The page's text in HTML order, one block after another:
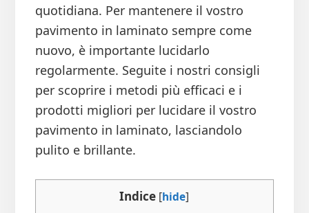
quotidiana. Per mantenere il vostro
pavimento in laminato sempre come
nuovo, è importante lucidarlo
regolarmente. Seguite i nostri consigli
per scoprire i metodi più efficaci e i
prodotti migliori per lucidare il vostro
pavimento in laminato, lasciandolo
pulito e brillante.
Indice [hide]